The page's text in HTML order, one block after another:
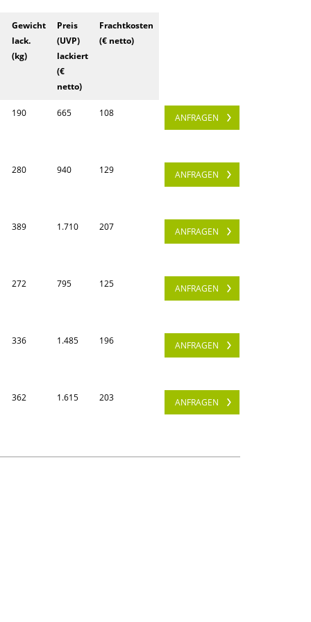
Gewicht
lack.
(kg)
Preis
(UVP)
lackiert
(€
netto)
Frachtkosten
(€ netto)
190 665 108 ANFRAGEN
280 940 129 ANFRAGEN
389 1.710 207 ANFRAGEN
272 795 125 ANFRAGEN
336 1.485 196 ANFRAGEN
362 1.615 203 ANFRAGEN